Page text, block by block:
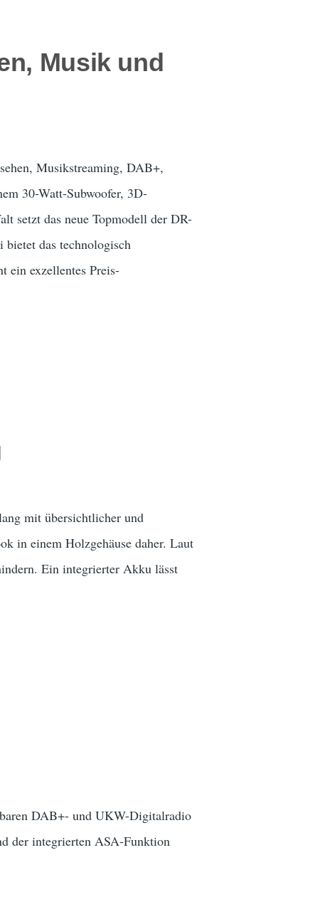
Musik und
Musikstreaming, DAB+,
30-Watt-Subwoofer, 3D-
setzt das neue Topmodell der DR-
das technologisch
ein exzellentes Preis-
mit übersichtlicher und
in einem Holzgehäuse daher. Laut
Ein integrierter Akku lässt
DAB+- und UKW-Digitalradio
der integrierten ASA-Funktion